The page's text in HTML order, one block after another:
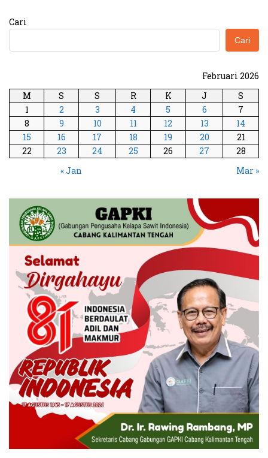
Cari
Cari
Februari 2026
M
S S R K J
S
1
2 3 4 5 6
7
8
9 10 11 12 13
14
15
16 17 18 19 20
21
22
23 24 25 26 27
28
« Jan
Mar »